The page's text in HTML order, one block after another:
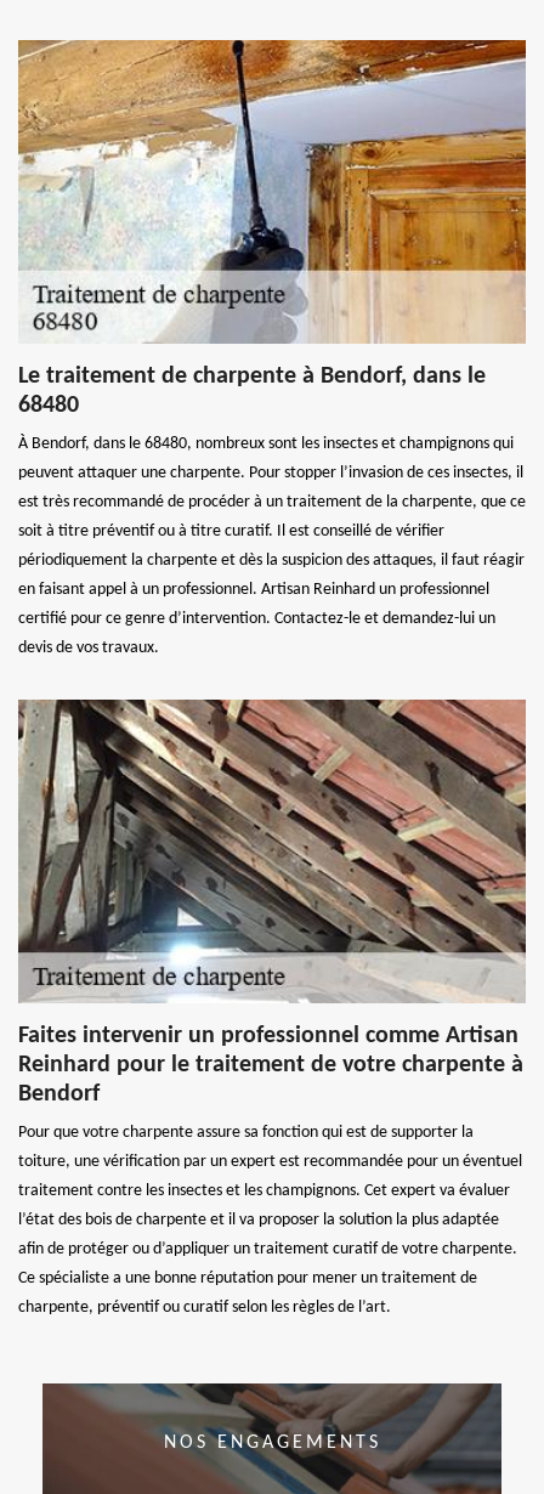
Le traitement de charpente à Bendorf, dans le
68480
À Bendorf, dans le 68480, nombreux sont les insectes et champignons qui
peuvent attaquer une charpente. Pour stopper l’invasion de ces insectes, il
est très recommandé de procéder à un traitement de la charpente, que ce
soit à titre préventif ou à titre curatif. Il est conseillé de vérifier
périodiquement la charpente et dès la suspicion des attaques, il faut réagir
en faisant appel à un professionnel. Artisan Reinhard un professionnel
certifié pour ce genre d’intervention. Contactez-le et demandez-lui un
devis de vos travaux.
Faites intervenir un professionnel comme Artisan
Reinhard pour le traitement de votre charpente à
Bendorf
Pour que votre charpente assure sa fonction qui est de supporter la
toiture, une vérification par un expert est recommandée pour un éventuel
traitement contre les insectes et les champignons. Cet expert va évaluer
l’état des bois de charpente et il va proposer la solution la plus adaptée
afin de protéger ou d’appliquer un traitement curatif de votre charpente.
Ce spécialiste a une bonne réputation pour mener un traitement de
charpente, préventif ou curatif selon les règles de l’art.
NOS ENGAGEMENTS